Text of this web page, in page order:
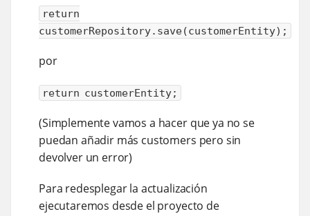
return
customerRepository.save(customerEntity);
por
return customerEntity;
(Simplemente vamos a hacer que ya no se
puedan añadir más customers pero sin
devolver un error)
Para redesplegar la actualización
ejecutaremos desde el proyecto de